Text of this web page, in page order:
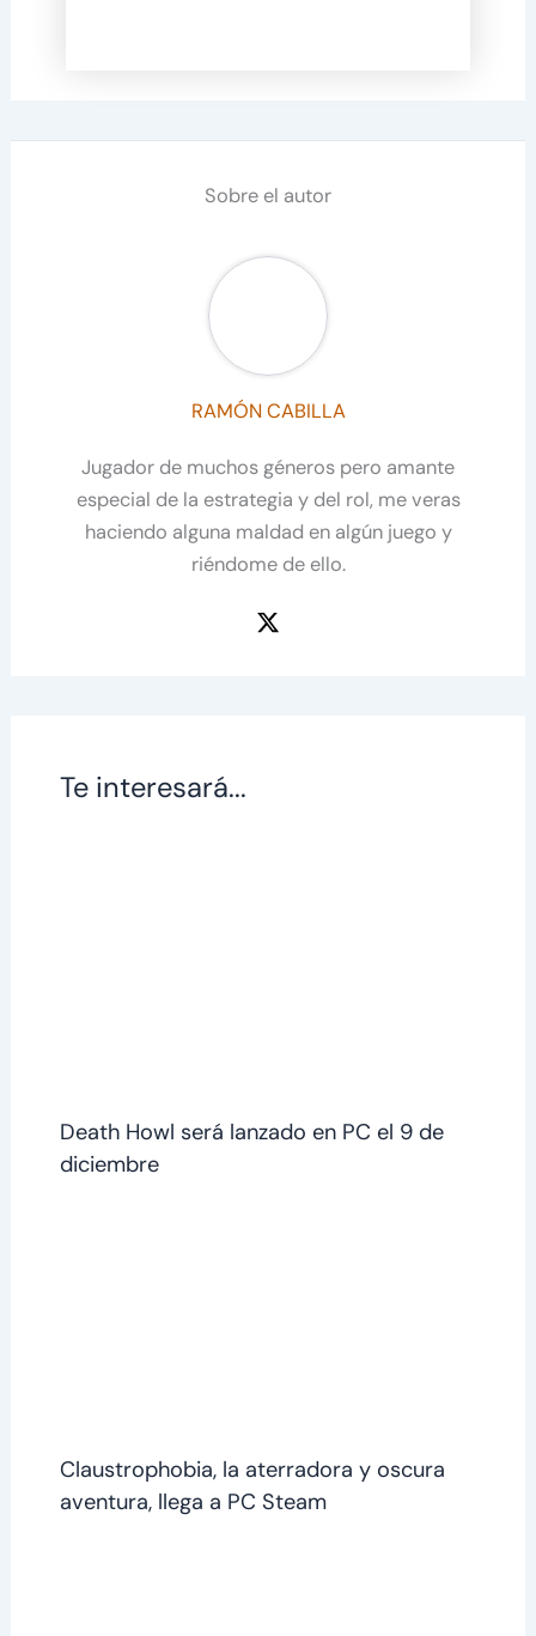
Sobre el autor
RAMÓN CABILLA
Jugador de muchos géneros pero amante
especial de la estrategia y del rol, me veras
haciendo alguna maldad en algún juego y
riéndome de ello.
Te interesará...
Death Howl será lanzado en PC el 9 de
diciembre
Claustrophobia, la aterradora y oscura
aventura, llega a PC Steam